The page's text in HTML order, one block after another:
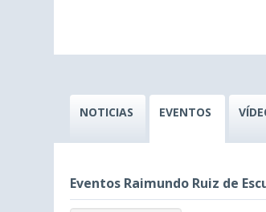
NOTICIAS EVENTOS
Eventos Raimundo Ruiz de